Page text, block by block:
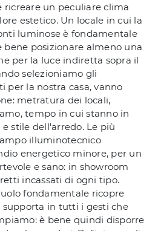
un peculiare clima
estetico. Un locale in cui la
luminose è fondamentale
bene posizionare almeno una
per la luce indiretta sopra il
selezioniamo gli
per la nostra casa, vanno
metratura dei locali,
tempo in cui stanno in
stile dell'arredo. Le più
illuminotecnico
energetico minore, per un
e sano: in showroom
incassati di ogni tipo.
fondamentale ricopre
supporta in tutti i gesti che
è bene quindi disporre